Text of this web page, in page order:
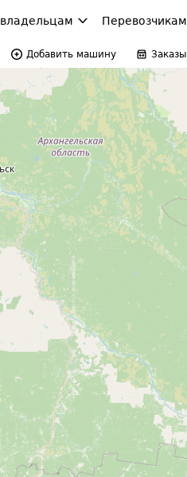
Перевозчикам
Добавить машину Заказы